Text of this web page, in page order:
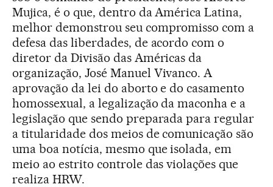
Mujica, é o que, dentro da América Latina,
melhor demonstrou seu compromisso com a
defesa das liberdades, de acordo com o
diretor da Divisão das Américas da
organização, José Manuel Vivanco. A
aprovação da lei do aborto e do casamento
homossexual, a legalização da maconha e a
legislação que sendo preparada para regular
a titularidade dos meios de comunicação são
uma boa notícia, mesmo que isolada, em
meio ao estrito controle das violações que
realiza HRW.